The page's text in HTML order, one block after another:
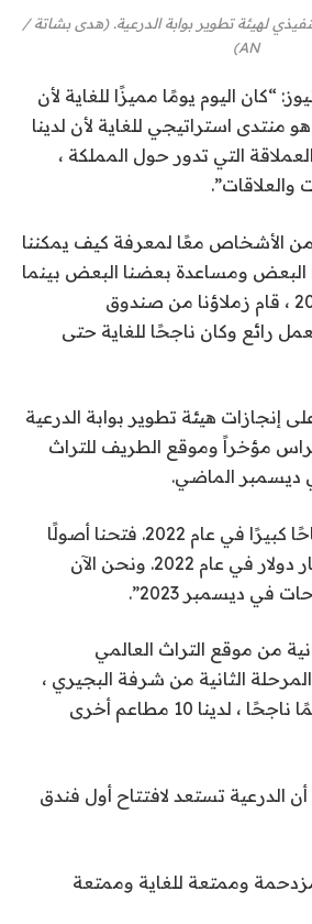
لهيئة تطوير بوابة الدرعية. (هدى بشاتة /
AN)
“كان اليوم يومًا مميزًا للغاية لأن
منتدى استراتيجي للغاية لأن لدينا
التي تدور حول المملكة ،
والعلاقات”.
من الأشخاص معًا لمعرفة كيف يمكننا
ومساعدة بعضنا البعض بينما
نتحرك نحو رؤية 2030 ، قام زملاؤنا من صندوق
رائع وكان ناجحًا للغاية حتى
إنجازات هيئة تطوير بوابة الدرعية
مؤخراً وموقع الطريف للتراث
ديسمبر الماضي.
وقال: “لقد حققنا نجاحًا كبيرًا في عام 2022. فتحنا أصولًا
تزيد قيمتها عن 2 مليار دولار في عام 2022. ونحن الآن
في ديسمبر 2023”.
من موقع التراث العالمي
الثانية من شرفة البجيري ،
وبعد افتتاح 20 مطعمًا ناجحًا ، لدينا 10 مطاعم أخرى
الدرعية تستعد لافتتاح أول فندق
وممتعة للغاية وممتعة